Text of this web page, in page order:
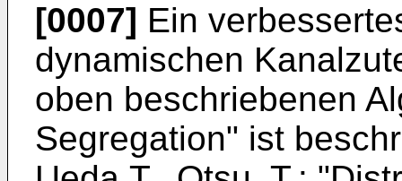
[0007] Ein
dynamischen
oben beschriebenen
Segregation" ist